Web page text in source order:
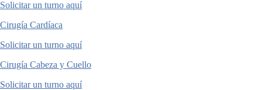
Solicitar un turno aquí
Cirugía Cardíaca
Solicitar un turno aquí
Cirugía Cabeza y Cuello
Solicitar un turno aquí